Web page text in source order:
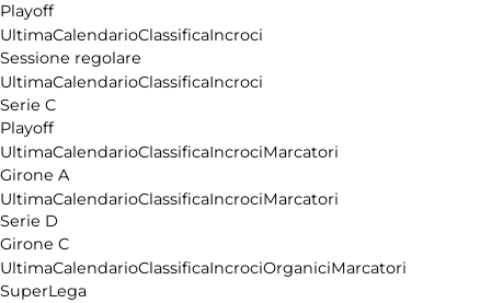
Playoff
UltimaCalendarioClassificaIncroci
Sessione regolare
UltimaCalendarioClassificaIncroci
Serie C
Playoff
UltimaCalendarioClassificaIncrociMarcatori
Girone A
UltimaCalendarioClassificaIncrociMarcatori
Serie D
Girone C
UltimaCalendarioClassificaIncrociOrganiciMarcatori
SuperLega